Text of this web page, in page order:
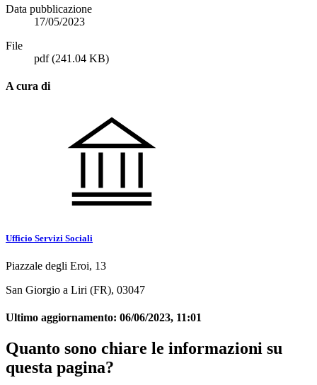
Data pubblicazione
17/05/2023
File
pdf(241.04 KB)
A cura di
Ufficio Servizi Sociali
Piazzale degli Eroi, 13
San Giorgio a Liri (FR), 03047
Ultimo aggiornamento: 06/06/2023, 11:01
Quanto sono chiare le informazioni su
questa pagina?